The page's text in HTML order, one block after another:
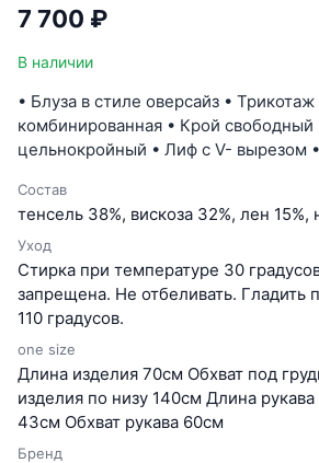
7 700 ₽
В наличии
• Блуза в стиле оверсайз • Трикотаж
комбинированная • Крой свободный
цельнокройный • Лиф с V- вырезом
Состав
тенсель 38%, вискоза 32%, лен 15%,
Уход
Cтирка при температуре 30
запрещена. Не отбеливать. Гладить
110 градусов.
one size
Длина изделия 70см Обхват под
изделия по низу 140см Длина
43см Обхват рукава 60см
Бренд